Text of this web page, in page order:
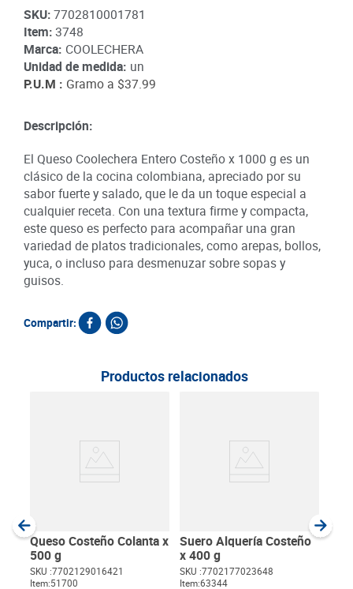
SKU:7702810001781
Item:3748
Marca: COOLECHERA
Unidad de medida: un
P.U.M : Gramo a $37.99
Descripción:
El Queso Coolechera Entero Costeño x 1000 g es un
clásico de la cocina colombiana, apreciado por su
sabor fuerte y salado, que le da un toque especial a
cualquier receta. Con una textura firme y compacta,
este queso es perfecto para acompañar una gran
variedad de platos tradicionales, como arepas, bollos,
yuca, o incluso para desmenuzar sobre sopas y
guisos.
Compartir:
Productos relacionados
Queso Costeño Colanta x
500 g
SKU :7702129016421
Item:51700
Suero Alquería Costeño
x 400 g
SKU :7702177023648
Item:63344